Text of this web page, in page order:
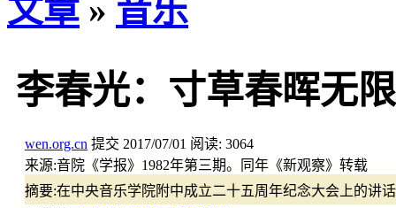
文章 » 音乐
李春光：寸草春晖无
wen.org.cn 提交 2017/07/01 阅读: 3064
来源:音院《学报》1982年第三期。同年《新观察》转载
摘要:在中央音乐学院附中成立二十五周年纪念大会上的讲